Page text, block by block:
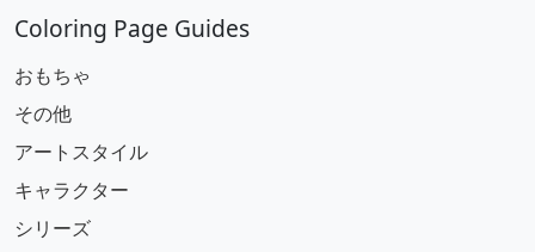
Coloring Page Guides
おもちゃ
その他
アートスタイル
キャラクター
シリーズ